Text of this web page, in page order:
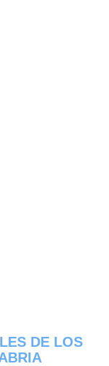
DE LOS